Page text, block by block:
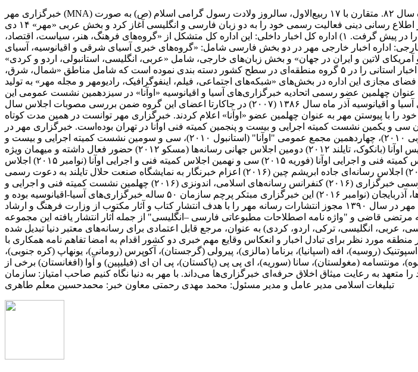
خبرگزاری مهر (MNA) از هجدهم اسفندماه سال ۸۱ فعالیت آزمایشی خود را آغاز کرده و پس از آن در ۲۹ اردیبهشت ماه سال ۸۲. متقارن با ۱۷ ربیع‌الاول، سالروز ولادت رسول گرامی اسلام (ص) به صورت
آزمایشی بر روی شبکه اینترنت قرار گرفت. این خبرگزاری سوم تیرماه سال ۱۳۸۲ همزمان با روز اطلاع رسانی دینی فعالیت رسمی خود را به دو زبان فارسی و انگلیسی آغاز کرد و بخش عربی «مهر» ۱۴ دی
ماه همان سال، همزمان با میلاد با سعادت هشتمین اختر آسمان امامت و ولایت فعالیت خود را در پیش گرفت. ۱) اداره کل اخبار داخلی: این اداره کل متشکل از «گروه‌های فرهنگ، هنر، سیاست، اقتصاد،
دانشگاه، دانش و فناوری، ورزش و عکس» است. ۲) اداره کل اخبار خارجی: اداره اخبار خارجی مهر در دو بخش فارسی شامل: «گروه‌های خبری آسیای شرقی و اقیانوسیه، آسیای
لاتین و ایران در جهان» و بخش زبان‌های خارجی، شامل «عربی، انگلیسی، استانبولی، اردو و کردی»
فعال است. ۳) اداره کل اخبار استان‌ها: خبرگزاری مهر با دارا بودن دفتر خبری در تمامی استان‌ها، اخبار استانی را در ۵ گروه منطقه‌ای در سطح کشور دسته بندی نموده است که شامل مناطق «شمال، شرق،
مهر در فضای مجازی این اداره در بخش‌های «شبکه‌های اجتماعی، فیلم، اینفوگرافیک، رادیومهر و مجله مهر» به تولید
می‌پردازد. فعالیت‌های بین المللی خبرگزاری مهر ۵ سال پس از تأسیس در سال ۲۰۰۷ به عنوان چهلمین عضو رسمی اتحادیه خبرگزاری‌های آسیا و اقیانوسیه «اوآنا» در سیزدهمین نشست عمومی این
اتحادیه پذیرفته شد. بعد از برگزاری بیست و نهمین نشست کمیته اجرایی اتحادیه خبرگزاری‌های آسیا و اقیانوسیه آذر ماه سال ۱۳۸۶ (۲۰۰۷) در جاکارتا اعضای این گروه ضمن بررسی مصوبات اجلاس سال
خود را با پیوستن مهر به عنوان چهلمین عضو «اوآنا» اعلام کردند. خبرگزاری مهر توانست در همین مدت کوتاه
در آن سازمان و عرصه بین الملل ایفا کند. خبرگزاری مهر در سال ۲۰۰۹ میزبان سی و یکمین نشست کمیته اجرایی و بیست و پنجمین کمیته فنی اوآنا در تهران بوده‌است. خبرگزاری مهر در
کنفرانس‌های مهم بین‌لمللی همچون: المپیک رسانه‌ها (چین ۲۰۰۹)، نشست سران اوآنا (کره جنوبی ۲۰۱۰)، چهاردهمین مجمع عمومی "اوآنا" (استانبول ۲۰۱۰)، سی و سومین نشست کمیته اجرایی و بیست و
هفتمین نشست گروه فنی خبری اوآنا (مغولستان، اولانباتور ۲۰۱۱)، جشن پنجاهمین سال تأسیس اوآنا (بانکوک، تایلند ۲۰۱۲) دومین اجلاس جهانی رسانه‌ها (مسکو ۲۰۱۲) حضور فعال داشته و میهمان ویژه
سومین کنگره جهانی خبرگزاری‌ها (بوینس آیرس، آرژانتین ۲۰۱۰) بوده است. سی و هشتمین اجلاس کمیته فنی و اجرایی اوآنا (فوریه ۲۰۱۵) سی و نهمین اجلاس کمیته فنی و اجرایی اوآنا (نوامبر ۲۰۱۵) اجلاس
جهانی اقتصادی قزاقستان (۲۰۱۶) اجلاس جهانی رسانه‌ای اقتصادی سن پترزبورگ، روسیه (۲۰۱۶) اجلاس رسانه‌ای جاده ابریشم چین (۲۰۱۶) اعزام خبرنگار به نمایشگاه صنعت حلال تایلند به دعوت رسمی
دولت تایلند (۲۰۱۶) اعزام خبرنگار به دوره آموزشی خبرگزاری اسپوتنیک روسیه به دعوت رسمی خبرگزاری (۲۰۱۶) کنفرانس رسانه‌های اسلامی، اندونزی (۲۰۱۶) چهلمین نشست کمیته فنی و اجرایی و
شانزدهمین اجلاس مجمع عمومی اوآنا، آذربایجان (نوامبر ۲۰۱۶) پنجمین کنگره جهانی خبرگزاری‌ها، آذربایجان (نوامبر ۲۰۱۶) این خبرگزاری مبتکر پرچم سازمان ۵۰ ساله خبرگزاری‌های آسیا-اقیانوسیه بوده و
منتخب فعال‌ترین خبرگزاری این سازمان در سال ۲۰۱۰ بوده است. انتشارات رسانه مهر خبرگزاری مهر در سال ۱۳۹۰ مجوز انتشارات رسانه مهر را با هدف انتشار کتاب و آثار مکتوب از وزارت فرهنگ و ارشاد
قاضی و "واژه نامه اصطلاحات مطبوعاتی فارسی –انگلیسی" از جمله آثار انتشار یافته این مجموعه
جهان نظر به حضور بین‌المللی و اثرگذاری، این خبرگزاری ۶ زبانه (فارسی، عربی، انگلیسی، ترکی، اردو، کردی) به عنوان، مرجع قابل اعتمادی برای رسانه‌های معتبر دنیا تبدیل شده
مورد نظر برای تبادل اخبار و انعکاس وقایع مهم خبری دو کشور اقدام به امضا تفاهم نامه همکاری با
(روسیه)، افه (اسپانیا)، برناما (مالزی)، پیرولی (گرجستان)، آکوپرس (رومانی)، یونهاپ (کره جنوبی)،
مونتسامه (مغولستان)، سانا (سوریه)، ای پی پی (پاکستان)، پی ان ای (فیلیپین) و آوا (افغانستان) برخی از
به رعایت میثاق اخلاق حرفه‌ای خبرگزاری‌ها می‌داند. با مهر به دنیا نگاه کنیم صاحب امتیاز: سازمان
تبلیغات اسلامی مدیر عامل و مدیر مسئول: محمد مهدی رحمتی معاون خبر: محمدحسین معلم طاهری